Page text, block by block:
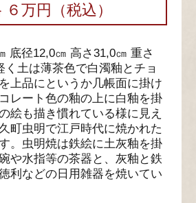
６万円（税込）
底径12,0㎝ 高さ31,0㎝ 重さ
く土は薄茶色で白濁釉とチョ
上品にというか几帳面に掛け
レート色の釉の上に白釉を掛
絵も描き慣れている様に見え
町虫明で江戸時代に焼かれた
。虫明焼は鉄絵に土灰釉を掛
や水指等の茶器と、灰釉と鉄
利などの日用雑器を焼いてい